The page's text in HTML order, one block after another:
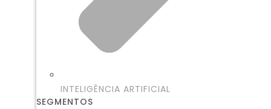
INTELIGÊNCIA ARTIFICIAL
SEGMENTOS